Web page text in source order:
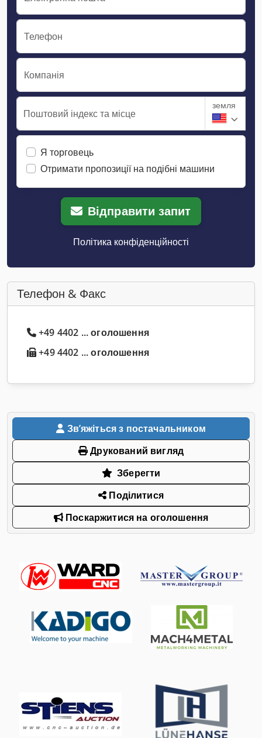
Телефон
Компанія
Поштовий індекс та місце
земля
Я торговець
Отримати пропозиції на подібні машини
Відправити запит
Політика конфіденційності
Телефон & Факс
+49 4402 ... оголошення
+49 4402 ... оголошення
Звʼяжіться з постачальником
Друкований вигляд
Зберегти
Поділитися
Поскаржитися на оголошення